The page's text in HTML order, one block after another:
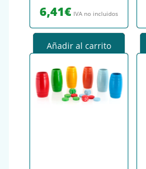
6,41€ IVA no incluidos
Añadir al carrito